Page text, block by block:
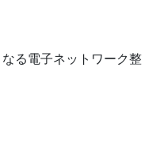
る電子ネットワーク整